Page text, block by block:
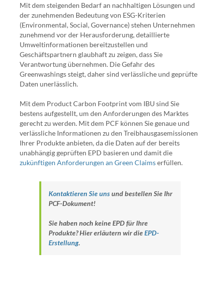
Mit dem steigenden Bedarf an nachhaltigen Lösungen und
der zunehmenden Bedeutung von ESG-Kriterien
(Environmental, Social, Governance) stehen Unternehmen
zunehmend vor der Herausforderung, detaillierte
Umweltinformationen bereitzustellen und
Geschäftspartnern glaubhaft zu zeigen, dass Sie
Verantwortung übernehmen. Die Gefahr des
Greenwashings steigt, daher sind verlässliche und geprüfte
Daten unerlässlich.
Mit dem Product Carbon Footprint vom IBU sind Sie
bestens aufgestellt, um den Anforderungen des Marktes
gerecht zu werden. Mit dem PCF können Sie genaue und
verlässliche Informationen zu den Treibhausgasemissionen
Ihrer Produkte anbieten, da die Daten auf der bereits
unabhängig geprüften EPD basieren und damit die
zukünftigen Anforderungen an Green Claimserfüllen.
Kontaktieren Sie unsund bestellen Sie Ihr
PCF-Dokument!
Sie haben noch keine EPD für Ihre
Produkte? Hier erläutern wir dieEPD-
Erstellung.